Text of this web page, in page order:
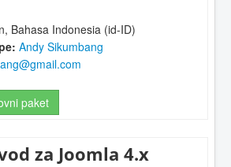
Bahasa Indonesia (id-ID)
Andy Sikumbang
paket
za Joomla 4.x